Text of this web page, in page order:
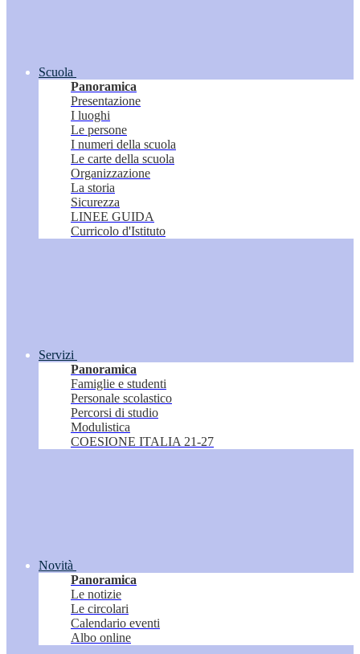
Scuola
Panoramica
Presentazione
I luoghi
Le persone
I numeri della scuola
Le carte della scuola
Organizzazione
La storia
Sicurezza
LINEE GUIDA
Curricolo d'Istituto
Servizi
Panoramica
Famiglie e studenti
Personale scolastico
Percorsi di studio
Modulistica
COESIONE ITALIA 21-27
Novità
Panoramica
Le notizie
Le circolari
Calendario eventi
Albo online